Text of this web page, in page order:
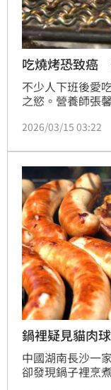
吃燒烤恐致癌
不少人下班後愛
之慾。營養師張
身體慢性發炎，
2026/03/15 03:22
鍋裡疑見貓肉
中國湖南長沙一
卻發現鍋子裡烹